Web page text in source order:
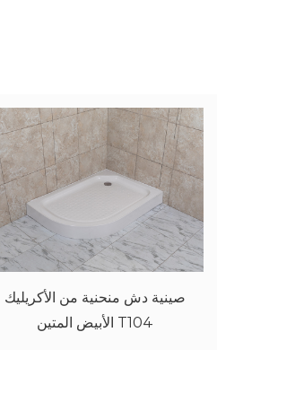
صينية دش T502 من مادة الأكريليك
للحمام